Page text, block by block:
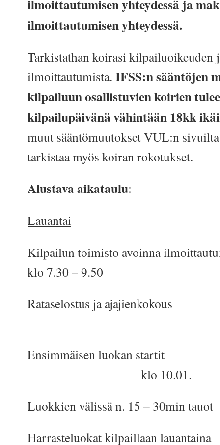
ilmoittautumisen yhteydessä ja
ilmoittautumisen yhteydessä.
Tarkistathan koirasi kilpailuoikeuden
ilmoittautumista. IFSS:n sääntöjen
kilpailuun osallistuvien koirien
kilpailupäivänä vähintään 18kk
muut sääntömuutokset VUL:n
tarkistaa myös koiran rokotukset.
Alustava aikataulu:
Lauantai
Kilpailun toimisto avoinna
klo 7.30 – 9.50
Rataselostus ja ajajienkokous
Ensimmäisen luokan
klo 10.01.
Luokkien välissä n. 15 – 30min tauot
Harrasteluokat kilpaillaan lauantaina